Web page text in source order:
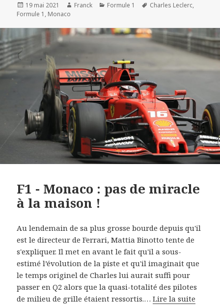
Publié
le
19 mai 2021 Auteur
Franck Catégories
Formule 1
Mots-
Charles Leclerc,
Formule 1, Monaco
F1 - Monaco : pas de miracle
à la maison !
Au lendemain de sa plus grosse bourde depuis qu'il
est le directeur de Ferrari, Mattia Binotto tente de
s'expliquer. Il met en avant le fait qu'il a sous-
estimé l’évolution de la piste et qu'il imaginait que
le temps originel de Charles lui aurait suffi pour
passer en Q2 alors que la quasi-totalité des pilotes
de milieu de grille étaient ressortis.…Lire la suite